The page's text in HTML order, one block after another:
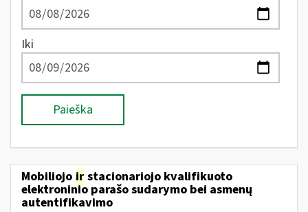
Iki
Paieška
Mobiliojo ir stacionariojo kvalifikuoto
elektroninio parašo sudarymo bei asmenų
autentifikavimo